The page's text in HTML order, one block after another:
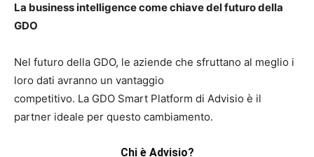
La business intelligence come chiave del futuro della
GDO
Nel futuro della GDO, le aziende che sfruttano al meglio i
loro dati avranno un vantaggio
competitivo. La GDO Smart Platform di Advisio è il
partner ideale per questo cambiamento.
Chi è Advisio?